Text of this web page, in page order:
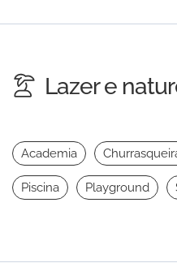
Lazer e
Academia
Piscina Playground